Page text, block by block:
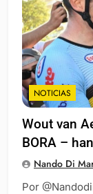
NOTICIAS
Wout van
BORA –
Nando Di
Por